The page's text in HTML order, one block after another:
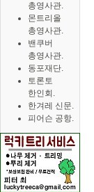
총영사관.
몬트리올
총영사관.
밴쿠버
총영사관.
동포재단.
토론토
한인회.
한겨레 신문.
피어슨 공항.